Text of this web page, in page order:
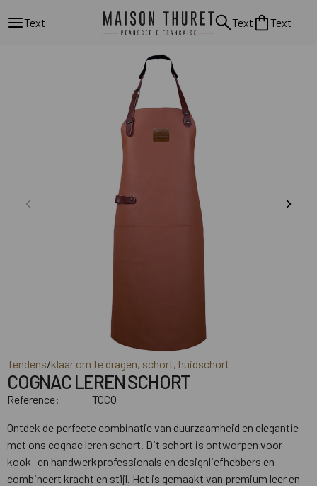
Text Text Text
Tendens/klaar om te dragen, schort, huidschort
COGNAC LEREN SCHORT
Reference: TCCO
Ontdek de perfecte combinatie van duurzaamheid en elegantie
met ons cognac leren schort. Dit schort is ontworpen voor
kook- en handwerkprofessionals en designliefhebbers en
combineert kracht en stijl. Het is gemaakt van premium leer en